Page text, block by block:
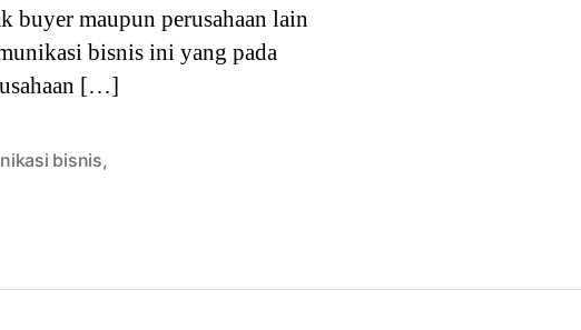
buyer maupun perusahaan lain
bisnis ini yang pada
[…]
bisnis,